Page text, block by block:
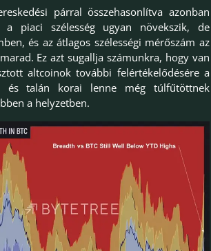
párral összehasonlítva azonban
a piaci szélesség ugyan növekszik, de
és az átlagos szélességi mérőszám az
Ez azt sugallja számunkra, hogy van
altcoinok további felértékelődésére a
és talán korai lenne még túlfűtöttnek
a helyzetben.